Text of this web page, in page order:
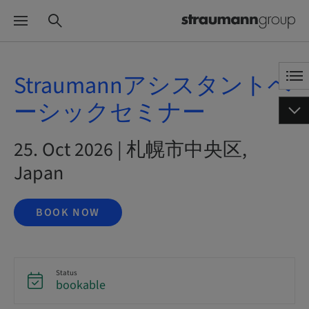
Straumannアシスタントベ
ーシックセミナー
25. Oct 2026 | 札幌市中央区,
Japan
BOOK NOW
Status
bookable